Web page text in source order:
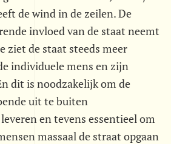
de wind in de zeilen. De
invloed van de staat neemt
ziet de staat steeds meer
individuele mens en zijn
dit is noodzakelijk om de
uit te buiten
en tevens essentieel om
massaal de straat opgaan